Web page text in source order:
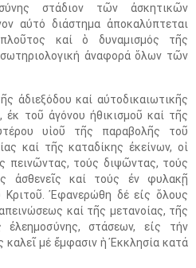
στάδιον τῶν ἀσκητικῶν
αὐτό διάστημα ἀποκαλύπτεται
καί ὁ δυναμισμός τῆς
ἀναφορά ὅλων τῶν
ἀδιεξόδου καί αὐτοδικαιωτικῆς
ἐκ τοῦ ἀγόνου ἠθικισμοῦ καί τῆς
υἱοῦ τῆς παραβολῆς τοῦ
καί τῆς καταδίκης ἐκείνων, οἱ
πεινῶντας, τούς διψῶντας, τούς
ἀσθενεῖς καί τούς ἐν φυλακῇ
Κριτοῦ. Ἐφανερώθη δέ εἰς ὅλους
καί τῆς μετανοίας, τῆς
ἐλεημοσύνης, στάσεων, εἰς τήν
καλεῖ μέ ἔμφασιν ἡ Ἐκκλησία κατά